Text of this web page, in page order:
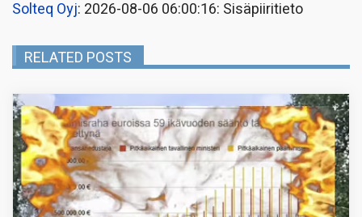
Solteq Oyj: 2026-08-06 06:00:16: Sisäpiiritieto
RELATED POSTS